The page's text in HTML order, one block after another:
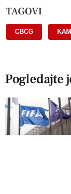
TAGOVI
CBCG
Pogledajte